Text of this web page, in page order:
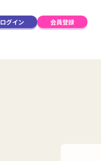
ログイン 会員登録